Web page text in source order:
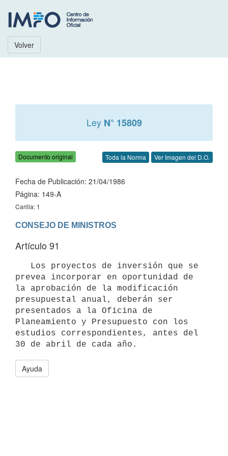
Volver
Ley N° 15809
Documento original Toda la Norma Ver Imagen del D.O.
Fecha de Publicación: 21/04/1986
Página: 149-A
Carilla: 1
CONSEJO DE MINISTROS
Artículo 91
prevea incorporar en oportunidad de
la aprobación de la modificación
presupuestal anual, deberán ser
presentados a la Oficina de
Planeamiento y Presupuesto con los
estudios correspondientes, antes del
30 de abril de cada año.
Ayuda